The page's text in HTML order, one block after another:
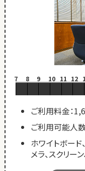
7 8 9 10 11 12
ご利用料金：
ご利用可能人
ホワイトボード
メラ、スクリー